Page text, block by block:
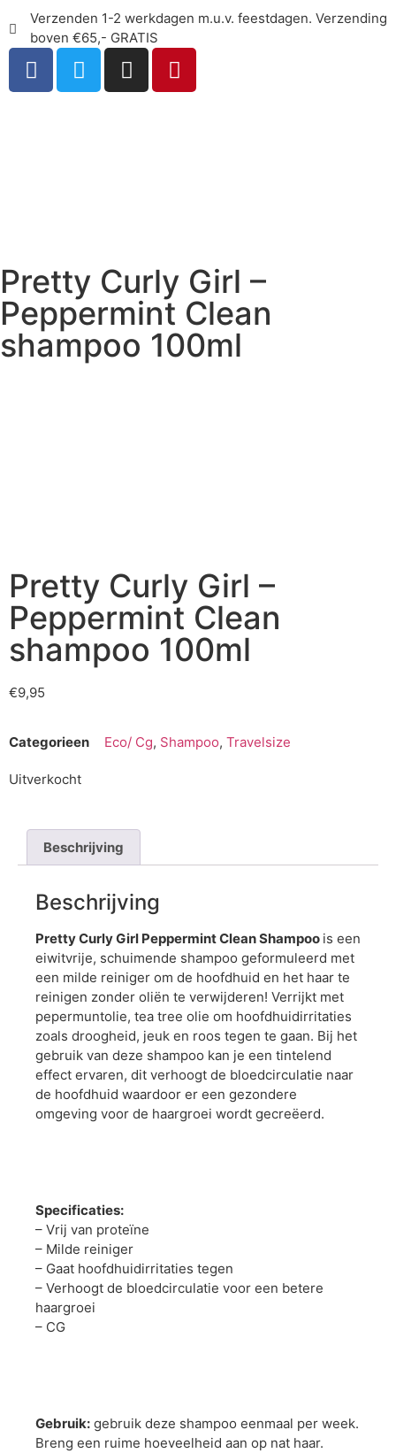
Verzenden 1-2 werkdagen m.u.v. feestdagen. Verzending
boven €65,- GRATIS
Pretty Curly Girl –
Peppermint Clean
shampoo 100ml
Pretty Curly Girl –
Peppermint Clean
shampoo 100ml
€9,95
Categorieen Eco/ Cg, Shampoo, Travelsize
Uitverkocht
Beschrijving
Beschrijving
Pretty Curly Girl Peppermint Clean Shampoo is een
eiwitvrije, schuimende shampoo geformuleerd met
een milde reiniger om de hoofdhuid en het haar te
reinigen zonder oliën te verwijderen! Verrijkt met
pepermuntolie, tea tree olie om hoofdhuidirritaties
zoals droogheid, jeuk en roos tegen te gaan. Bij het
gebruik van deze shampoo kan je een tintelend
effect ervaren, dit verhoogt de bloedcirculatie naar
de hoofdhuid waardoor er een gezondere
omgeving voor de haargroei wordt gecreëerd.
Specificaties:
– Vrij van proteïne
– Milde reiniger
– Gaat hoofdhuidirritaties tegen
– Verhoogt de bloedcirculatie voor een betere
haargroei
– CG
Gebruik: gebruik deze shampoo eenmaal per week.
Breng een ruime hoeveelheid aan op nat haar.